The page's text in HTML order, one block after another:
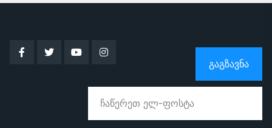
ᲒᲐᲒᲖᲐᲕᲜᲐ